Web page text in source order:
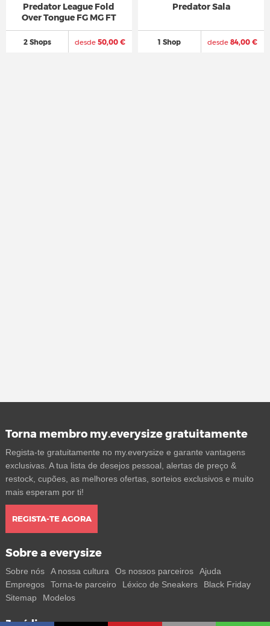
Predator League Fold
Over Tongue FG MG FT
2 Shops desde 50,00 €
Predator Sala
1 Shop desde 84,00 €
Torna membro my.everysize gratuitamente
Regista-te gratuitamente no my.everysize e garante vantagens
exclusivas. A tua lista de desejos pessoal, alertas de preço &
restock, cupões, as melhores ofertas, sorteios exclusivos e muito
mais esperam por ti!
REGISTA-TE AGORA
Sobre a everysize
Sobre nós A nossa cultura Os nossos parceiros
Ajuda
Empregos
Torna-te parceiro Léxico de Sneakers
Black Friday
Sitemap
Modelos